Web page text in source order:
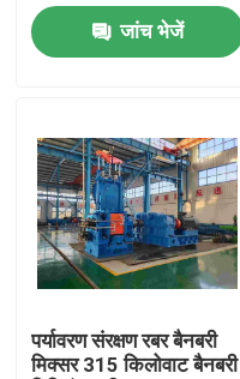
गुणवत्ता नियंत्रण
संपर्क करें
समाचार
एक उद्धरण का अनुरोध करें
रबर प्रक्रिया मशीन
जांच भेजें
पर्यावरण संरक्षण रबर बैनबरी
मिक्सर 315 किलोवाट बैनबरी